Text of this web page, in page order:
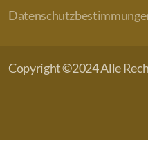
Copyright ©2024 Alle